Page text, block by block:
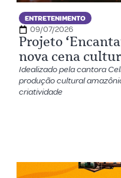
ENTRETENIMENTO
09/07/2026
Projeto
nova cena
Idealizado pela cantora
produção cultural
criatividade